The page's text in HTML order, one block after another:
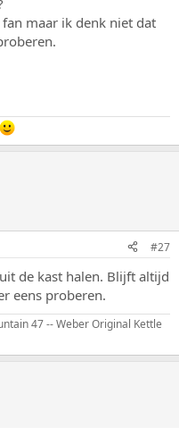
maar ik denk niet dat
#27
de kast halen. Blijft altijd
eens proberen.
47 -- Weber Original Kettle